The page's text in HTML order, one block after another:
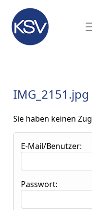
IMG_2151.jpg
Sie haben keinen
E-Mail/Benutzer:
Passwort: